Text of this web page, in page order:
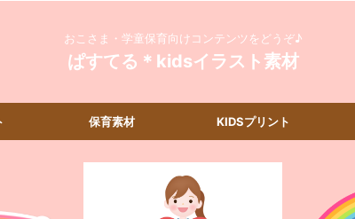
おこさま・学童保育向けコンテンツをどうぞ♪
ぱすてる＊kidsイラスト素材
保育素材 KIDSプリント